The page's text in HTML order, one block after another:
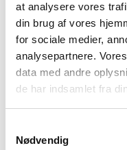
at analysere vores
din brug af vores
for sociale medier,
analysepartnere.
data med andre
de har indsamlet fra
Nødvendig
Fleece er et oplagt valg
er blødt at have på,
og -regulerende.
Du kan bruge trøjen,
din jakke, hvis det er
Der er to lynlåslommer,
tæt på dig. Du kan
ønsker at give den mere